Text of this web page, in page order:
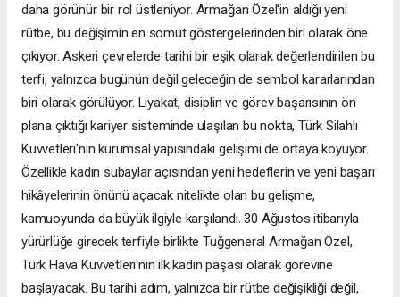
daha görünür bir rol üstleniyor. Armağan Özel'in aldığı yeni
rütbe, bu değişimin en somut göstergelerinden biri olarak öne
çıkıyor. Askeri çevrelerde tarihi bir eşik olarak değerlendirilen bu
terfi, yalnızca bugünün değil geleceğin de sembol kararlarından
biri olarak görülüyor. Liyakat, disiplin ve görev başarısının ön
plana çıktığı kariyer sisteminde ulaşılan bu nokta, Türk Silahlı
Kuvvetleri'nin kurumsal yapısındaki gelişimi de ortaya koyuyor.
Özellikle kadın subaylar açısından yeni hedeflerin ve yeni başarı
hikâyelerinin önünü açacak nitelikte olan bu gelişme,
kamuoyunda da büyük ilgiyle karşılandı. 30 Ağustos itibarıyla
yürürlüğe girecek terfiyle birlikte Tuğgeneral Armağan Özel,
Türk Hava Kuvvetleri'nin ilk kadın paşası olarak görevine
başlayacak. Bu tarihi adım, yalnızca bir rütbe değişikliği değil,